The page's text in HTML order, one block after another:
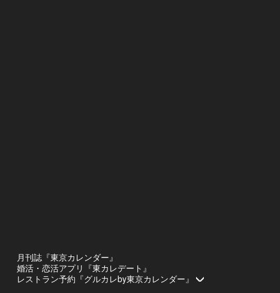
月刊誌『東京カレンダー』
婚活・恋活アプリ『東カレデート』
レストラン予約『グルカレby東京カレンダー』